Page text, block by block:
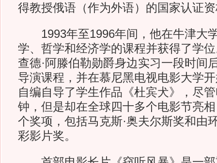
得教授俄语（作为外语）的国家认
1993年至1996年间，他在牛津大
学、哲学和经济学的课程并获得了学
查德·阿滕伯勒勋爵身边实习一段时间
导演课程，并在慕尼黑电视电影大学
自编自导了学生作品《杜宾犬》，尽
钟，但是却在全球四十多个电影节亮
个奖项，包括马克斯·奥夫尔斯奖和由
彩影片奖。